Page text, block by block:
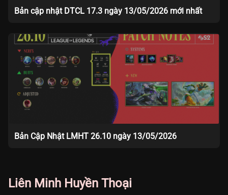
Bản cập nhật DTCL 17.3 ngày 13/05/2026 mới nhất
Bản Cập Nhật LMHT 26.10 ngày 13/05/2026
Liên Minh Huyền Thoại